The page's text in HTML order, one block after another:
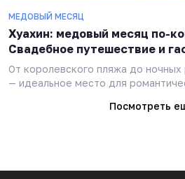
МЕДОВЫЙ МЕСЯЦ
Хуахин: медовый месяц по-
Свадебное путешествие и
Таиланду
От королевского пляжа до ночных
— идеальное место для
Посмотреть